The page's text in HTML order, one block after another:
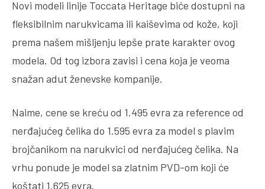
Novi modeli linije Toccata Heritage biće dostupni na
fleksibilnim narukvicama ili kaiševima od kože, koji
prema našem mišljenju lepše prate karakter ovog
modela. Od tog izbora zavisi i cena koja je veoma
snažan adut ženevske kompanije.
Naime, cene se kreću od 1.495 evra za reference od
nerđajućeg čelika do 1.595 evra za model s plavim
brojčanikom na narukvici od nerđajućeg čelika. Na
vrhu ponude je model sa zlatnim PVD-om koji će
koštati 1.625 evra.